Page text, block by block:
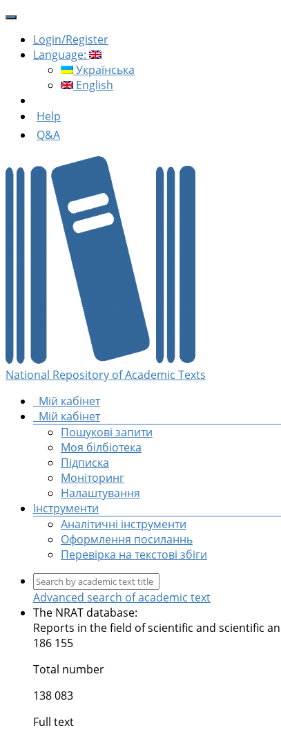
Login/Register
Language:
Українська
English
Help
Q&A
National Repository of Academic Texts
Мій кабінет
Мій кабінет
Пошукові запити
Моя білбіотека
Підписка
Моніторинг
Налаштування
Інструменти
Аналітичні інструменти
Оформлення посиланнь
Перевірка на текстові збіги
Advanced search of academic text
The NRAT database:
Reports in the field of scientific and scientific
186 155
Total number
138 083
Full text